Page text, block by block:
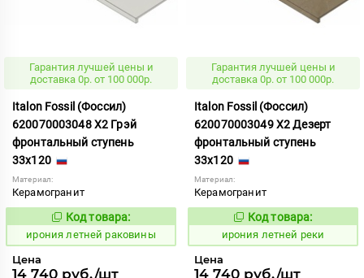
Гарантия лучшей цены и
доставка 0р. от 100 000р.
Italon Fossil (Фоссил)
620070003048 X2 Грэй
фронтальный ступень
33x120
Материал:
Керамогранит
1099703
Код товара:
ирония летней раковины
Цена
14 740 руб./шт
Гарантия лучшей цены и
доставка 0р. от 100 000р.
Italon Fossil (Фоссил)
620070003049 X2 Дезерт
фронтальный ступень
33x120
Материал:
Керамогранит
1099704
Код товара:
ирония летней реки
Цена
14 740 руб./шт